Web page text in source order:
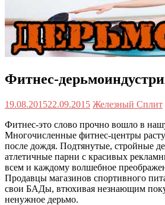
Фитнес-
19.08.201522.09.2015 Железный Сплит
Фитнес-это слово прочно вошло в
Многочисленные фитнес-центры
после дождя. Подтянутые, стройные
атлетичные парни с красивых
всем и каждому волшебное
Продавцы магазинов спортивного
свои БАДы, втюхивая незнающим
ненужное дерьмо.